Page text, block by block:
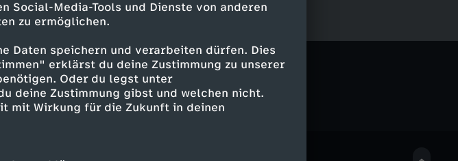
Social-Media-Tools und Dienste von anderen
zu ermöglichen.
Daten speichern und verarbeiten dürfen. Dies
erklärst du deine Zustimmung zu unserer
Oder du legst unter
deine Zustimmung gibst und welchen nicht.
mit Wirkung für die Zukunft in deinen
ein
Eine
Untertitel reporter